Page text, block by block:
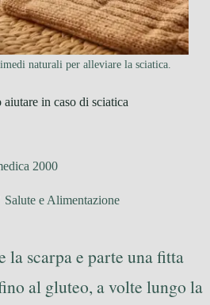
naturali per alleviare la sciatica.
in caso di sciatica
2000
Salute e Alimentazione
scarpa e parte una fitta
al gluteo, a volte lungo la